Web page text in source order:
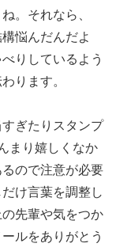
。それなら、
悩んだんだよ
りしているよう
ります。
ぎたりスタンプ
まり嬉しくなか
ので注意が必要
け言葉を調整し
先輩や気をつか
ルをありがとう